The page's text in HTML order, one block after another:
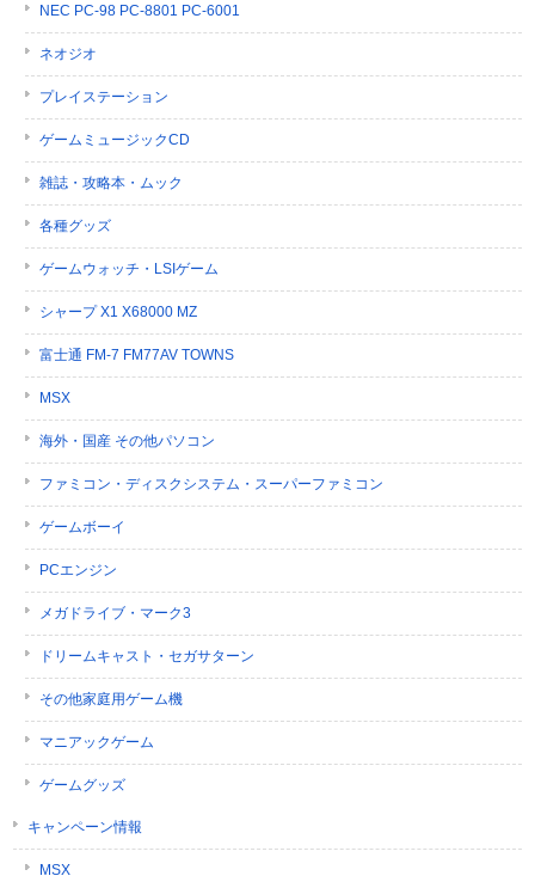
NEC PC-98 PC-8801 PC-6001
ネオジオ
プレイステーション
ゲームミュージックCD
雑誌・攻略本・ムック
各種グッズ
ゲームウォッチ・LSIゲーム
シャープ X1 X68000 MZ
富士通 FM-7 FM77AV TOWNS
MSX
海外・国産 その他パソコン
ファミコン・ディスクシステム・スーパーファミコン
ゲームボーイ
PCエンジン
メガドライブ・マーク3
ドリームキャスト・セガサターン
その他家庭用ゲーム機
マニアックゲーム
ゲームグッズ
キャンペーン情報
MSX